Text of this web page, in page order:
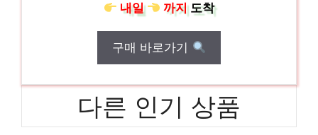
내일
까지도착
구매 바로가기
다른 인기 상품
두부리또